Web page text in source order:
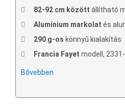
82-92 cm között állítható
Alumínium markolat és
290 g-os könnyű kialakítás
Francia Fayet modell,
Bővebben